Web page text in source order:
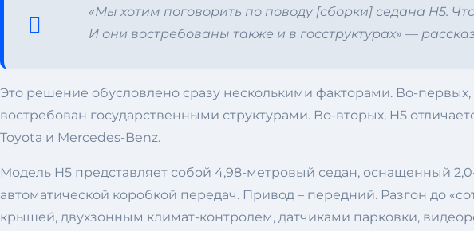
«Мы хотим поговорить по поводу [сборки] седана H5.
И они востребованы также и в госструктурах» —
Это решение обусловлено сразу несколькими факторами. Во-
востребован государственными структурами. Во-вторых, H5
Toyota и Mercedes-Benz.
Модель H5 представляет собой 4,98-метровый седан, оснащенный
автоматической коробкой передач. Привод – передний. Разгон до
крышей, двухзонным климат-контролем, датчиками парковки,